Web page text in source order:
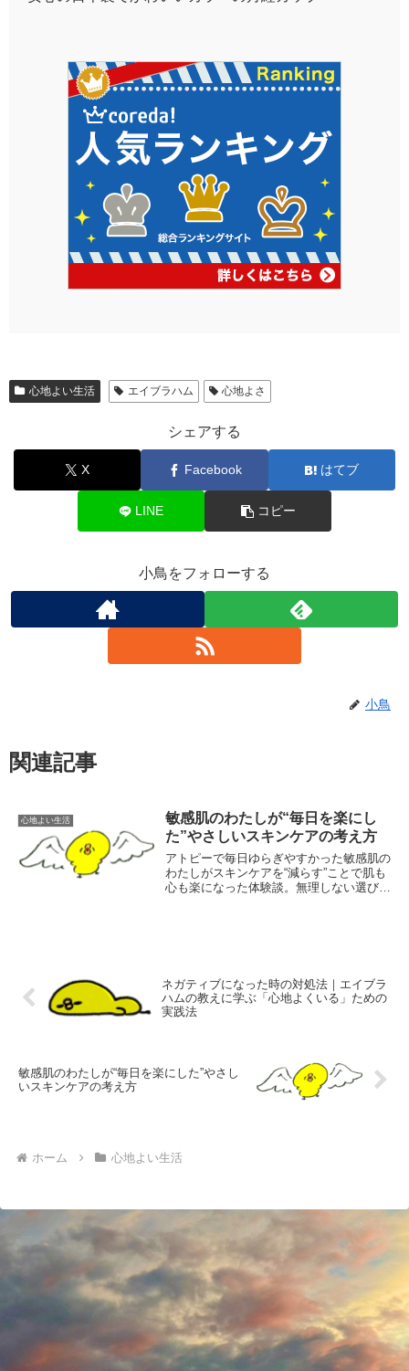
心地よい生活 エイブラハム 心地よさ
シェアする
X Facebook はてブ
LINE コピー
小鳥をフォローする
小鳥
関連記事
心地よい生活
敏感肌のわたしが“毎日を楽にし
た”やさしいスキンケアの考え方
アトピーで毎日ゆらぎやすかった敏感肌の
わたしがスキンケアを“減らす”ことで肌も
心も楽になった体験談。無理しない選び方
ネガティブになった時の対処法｜エイブラ
ハムの教えに学ぶ「心地よくいる」ための
実践法
敏感肌のわたしが“毎日を楽にした”やさし
いスキンケアの考え方
ホーム 心地よい生活